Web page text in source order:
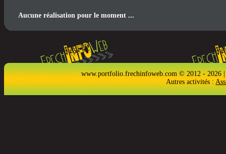
Aucune réalisation pour le moment ...
www.portfolio.frechinfoweb.com © 2012 - 2026
Autres activités :